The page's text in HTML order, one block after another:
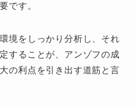
です。
境をしっかり分析し、それ
することが、アンゾフの成
の利点を引き出す道筋と言